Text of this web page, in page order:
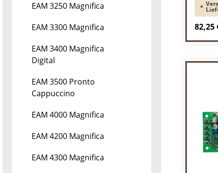
EAM 3250 Magnifica
EAM 3300 Magnifica
EAM 3400 Magnifica
Digital
EAM 3500 Pronto
Cappuccino
EAM 4000 Magnifica
EAM 4200 Magnifica
EAM 4300 Magnifica
82,25